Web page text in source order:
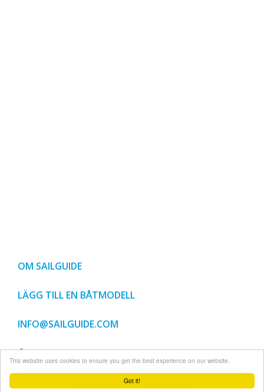
Got it!
This website uses cookies to ensure you get the best experience on our website.
OM SAILGUIDE
LÄGG TILL EN BÅTMODELL
INFO@SAILGUIDE.COM
© SEGLA MERA SVERIGE AB 1999-2018, SIDAN SKYDDAS AV SVENSK UPPHOVSRÄTT,
KOPIERING EJ TILLÅTEN UTAN UPPHOVSRÄTTSINNEHAVARENS TILLSTÅND.
ANVÄNDNINGSVILLKOR SAILGUIDE.COM